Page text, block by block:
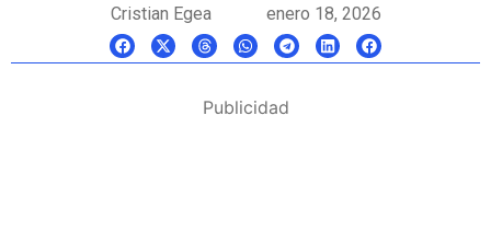
Cristian Egea enero 18, 2026
Publicidad